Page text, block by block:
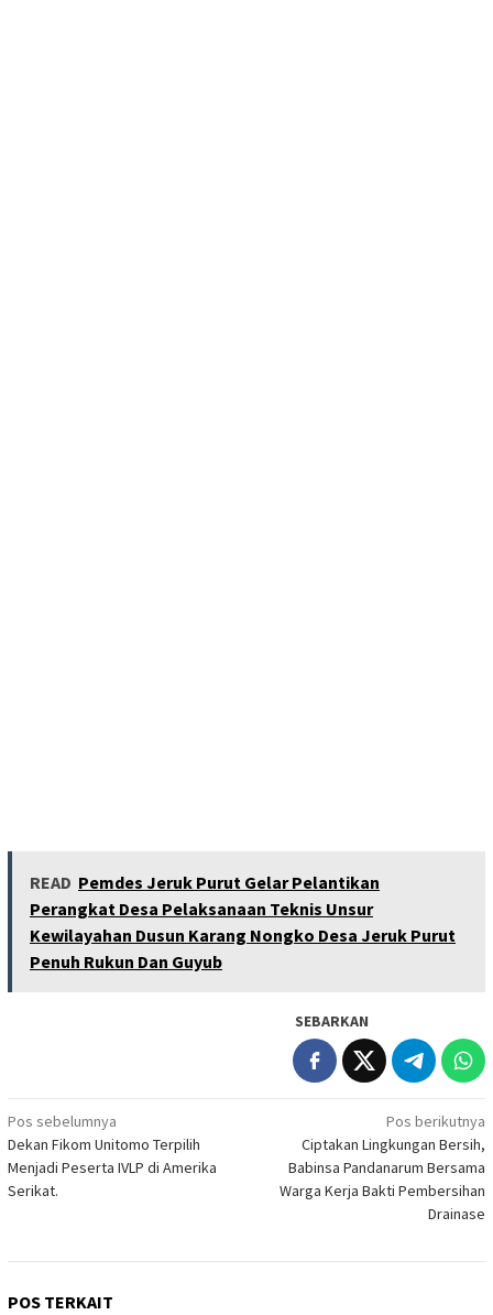
READ Pemdes Jeruk Purut Gelar Pelantikan
Perangkat Desa Pelaksanaan Teknis Unsur
Kewilayahan Dusun Karang Nongko Desa Jeruk Purut
Penuh Rukun Dan Guyub
SEBARKAN
Navigasi
pos
Pos sebelumnya
Dekan Fikom Unitomo Terpilih
Menjadi Peserta IVLP di Amerika
Serikat.
Pos berikutnya
Ciptakan Lingkungan Bersih,
Babinsa Pandanarum Bersama
Warga Kerja Bakti Pembersihan
Drainase
POS TERKAIT